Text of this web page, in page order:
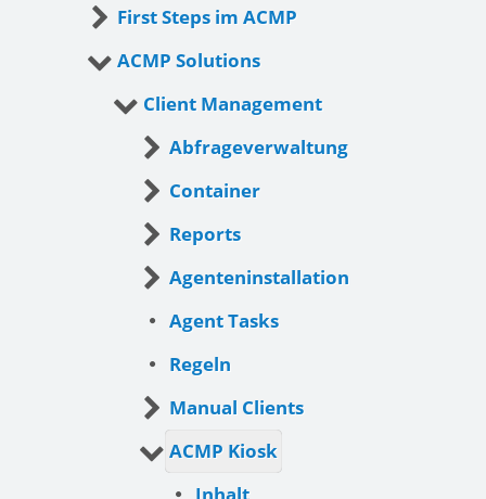
First Steps im ACMP
ACMP Solutions
Client Management
Abfrageverwaltung
Container
Reports
Agenteninstallation
Agent Tasks
Regeln
Manual Clients
ACMP Kiosk